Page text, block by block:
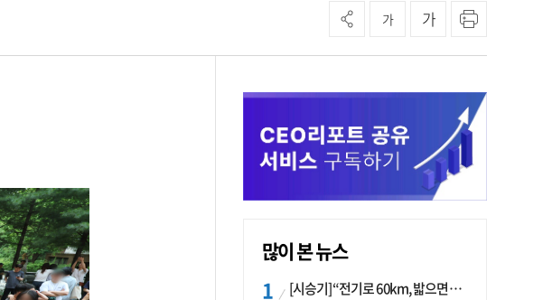
가 가
많이 본 뉴스
[시승기] “전기로 60km, 밟으면 462마력”…볼보 XC60 T8의 두 얼굴